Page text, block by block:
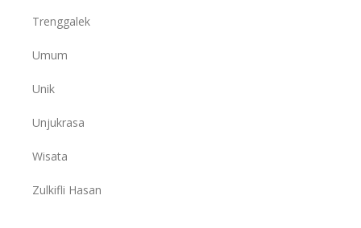
Trenggalek
Umum
Unik
Unjukrasa
Wisata
Zulkifli Hasan